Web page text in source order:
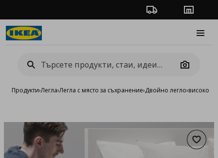
Проследяване на
Camera
Продукти›Легла›Легла с място за съхранение›Двойно легло›високо